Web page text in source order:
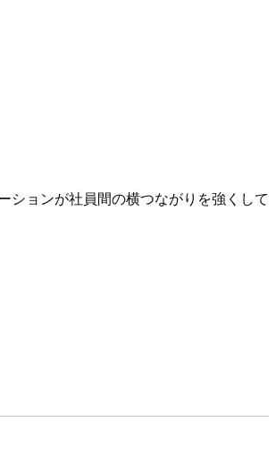
ションが社員間の横つながりを強くして